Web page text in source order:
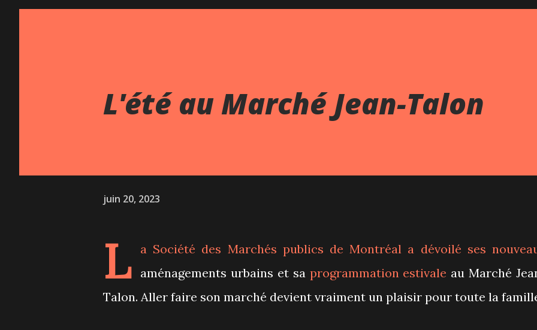
L'été au Marché Jean-Talon
juin 20, 2023
L
a Société des Marchés publics de Montréal a dévoilé ses
aménagements urbains et sa programmation estivale au Marché
Talon. Aller faire son marché devient vraiment un plaisir pour toute la